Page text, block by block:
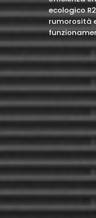
ecologico
rumorosità
INVERTER